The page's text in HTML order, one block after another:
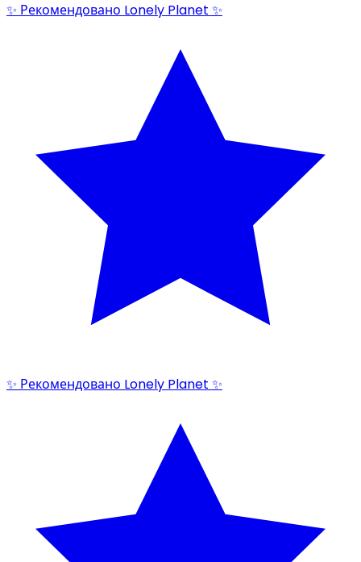
✨ Рекомендовано Lonely Planet ✨
✨ Рекомендовано Lonely Planet ✨